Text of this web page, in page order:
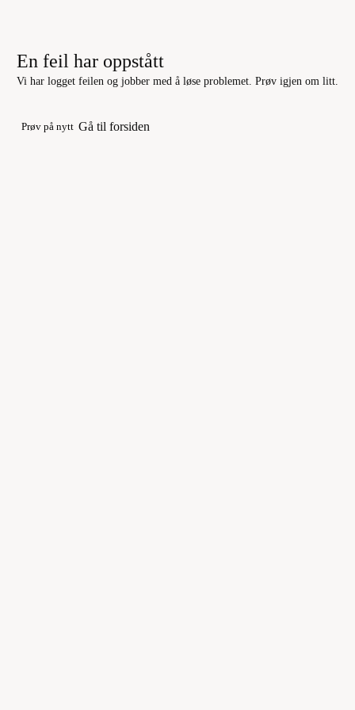
En feil har oppstått
Vi har logget feilen og jobber med å løse problemet. Prøv igjen om litt.
Prøv på nytt Gå til forsiden